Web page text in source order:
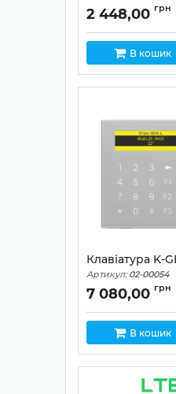
Артикул: 02-00057
2 448,00 грн
В кошик
Клавіатура K-
Артикул: 02-00054
7 080,00 грн
В кошик